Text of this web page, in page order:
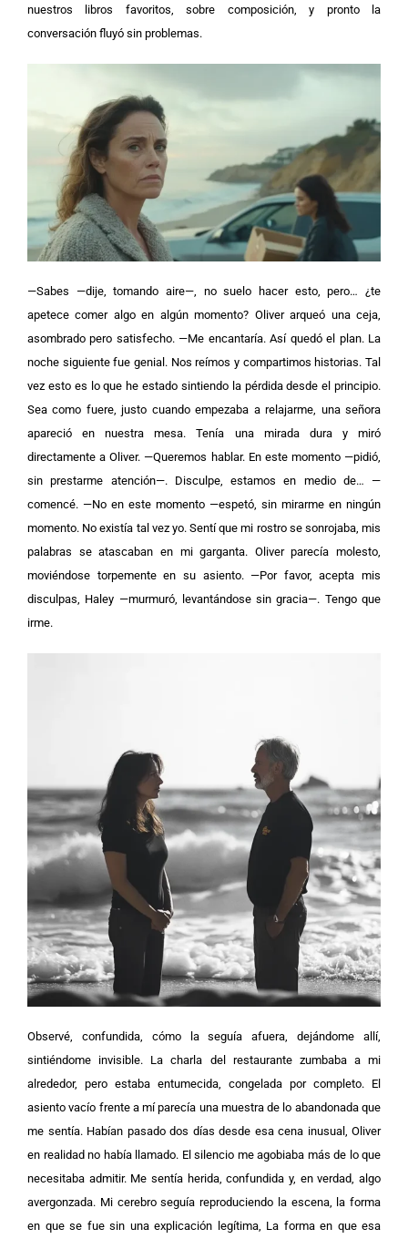
nuestros libros favoritos, sobre composición, y pronto la
conversación fluyó sin problemas.
—Sabes —dije, tomando aire—, no suelo hacer esto, pero… ¿te
apetece comer algo en algún momento? Oliver arqueó una ceja,
asombrado pero satisfecho. —Me encantaría. Así quedó el plan. La
noche siguiente fue genial. Nos reímos y compartimos historias. Tal
vez esto es lo que he estado sintiendo la pérdida desde el principio.
Sea como fuere, justo cuando empezaba a relajarme, una señora
apareció en nuestra mesa. Tenía una mirada dura y miró
directamente a Oliver. —Queremos hablar. En este momento —pidió,
sin prestarme atención—. Disculpe, estamos en medio de… —
comencé. —No en este momento —espetó, sin mirarme en ningún
momento. No existía tal vez yo. Sentí que mi rostro se sonrojaba, mis
palabras se atascaban en mi garganta. Oliver parecía molesto,
moviéndose torpemente en su asiento. —Por favor, acepta mis
disculpas, Haley —murmuró, levantándose sin gracia—. Tengo que
irme.
Observé, confundida, cómo la seguía afuera, dejándome allí,
sintiéndome invisible. La charla del restaurante zumbaba a mi
alrededor, pero estaba entumecida, congelada por completo. El
asiento vacío frente a mí parecía una muestra de lo abandonada que
me sentía. Habían pasado dos días desde esa cena inusual, Oliver
en realidad no había llamado. El silencio me agobiaba más de lo que
necesitaba admitir. Me sentía herida, confundida y, en verdad, algo
avergonzada. Mi cerebro seguía reproduciendo la escena, la forma
en que se fue sin una explicación legítima, La forma en que esa